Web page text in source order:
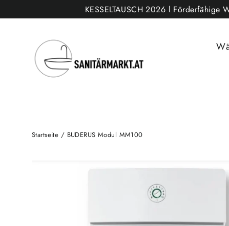
zum
KESSELTAUSCH 2026 l Förderfähige
Startseite / BUDERUS Modul MM100